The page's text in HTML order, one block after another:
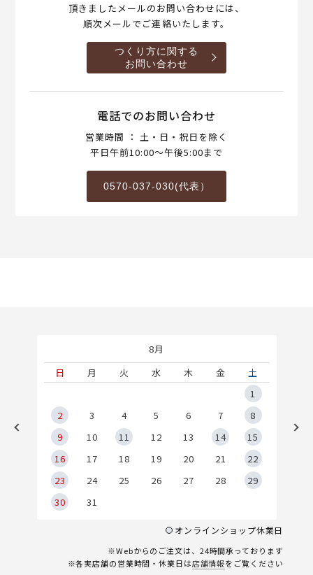
頂きましたメールのお問い合わせには、
順次メールでご連絡いたします。
つくり方に関する
お問い合わせ
電話でのお問い合わせ
営業時間 ： 土・日・祝日を除く
平日午前10:00～午後5:00まで
0570-037-030(代表）
8月
日
月 火 水 木 金
土
1
2
3 4 5 6 7
8
9
10 11 12 13 14
15
16
17 18 19 20 21
22
23
24 25 26 27 28
29
30
31
オンラインショップ休業日
※Webからのご注文は、24時間承っております
※各実店舗の営業時間・休業日は店舗情報をご覧ください